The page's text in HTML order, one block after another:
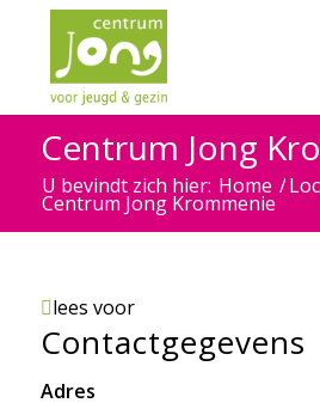
Centrum Jong
U bevindt zich hier: Home /
Centrum Jong Krommenie
lees voor
Contactgegevens
Adres